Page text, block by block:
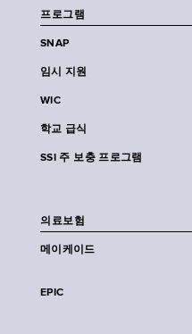
프로그램
SNAP
임시 지원
WIC
학교 급식
SSI 주 보충 프로그램
의료보험
메이케이드
EPIC